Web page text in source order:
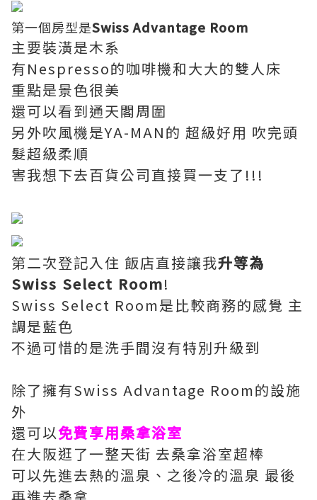
第一個房型是Swiss Advantage Room
主要裝潢是木系
有Nespresso的咖啡機和大大的雙人床
重點是景色很美
還可以看到通天閣周圍
另外吹風機是YA-MAN的 超級好用 吹完頭
髮超級柔順
害我想下去百貨公司直接買一支了!!!
第二次登記入住 飯店直接讓我升等為
Swiss Select Room!
Swiss Select Room是比較商務的感覺 主
調是藍色
不過可惜的是洗手間沒有特別升級到
除了擁有Swiss Advantage Room的設施
外
還可以免費享用桑拿浴室
在大阪逛了一整天街 去桑拿浴室超棒
可以先進去熱的溫泉、之後冷的溫泉 最後